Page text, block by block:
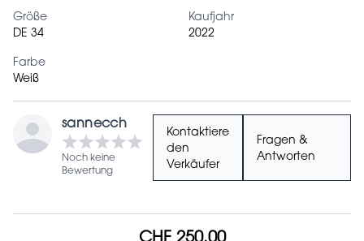
Größe
DE 34
Kaufjahr
2022
Farbe
Weiß
sannecch
Noch keine
Bewertung
Kontaktiere
den
Verkäufer
Fragen &
Antworten